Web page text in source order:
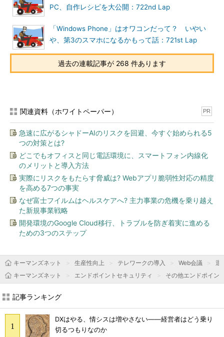
PC、自作レシピを大公開：722nd Lap
「Windows Phone」はオワコンだって？ いやい
や、第3のスマホになるかもって話：721st Lap
過去の連載記事が 268 件あります
関連資料（ホワイトペーパー） PR
急速に広がるシャドーAIのリスクを回避、今すぐ始められる5
つの対策とは?
どこでもオフィスと同じ電話環境に、スマートフォン内線化
のメリットと導入方法
実際にリスクをもたらす脅威は? Webアプリ脆弱性対応の精度
を高める7つの事実
なぜ富士フイルムはヘルスケアへ? 主力事業の危機を乗り越え
た新規事業戦略
開発環境のGoogle Cloud移行、トラブルを防ぎ着実に進める
ための3つのステップ
キーマンズネット 生産性向上 テレワークの導入 Web会議
運
キーマンズネット
エンドポイントセキュリティ その他エンドポイン
記事ランキング
DXはやる、情シスは増やさない――経営者はどう乗り
切るつもりなのか